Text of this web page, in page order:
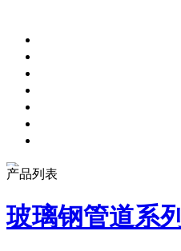
产品列表
玻璃钢管道系列